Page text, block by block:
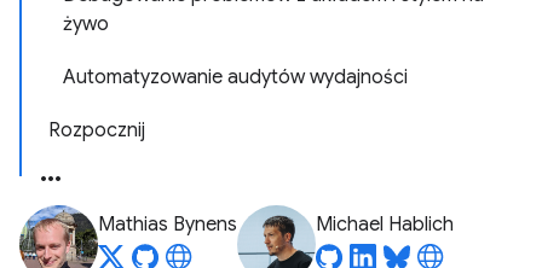
żywo
Automatyzowanie audytów wydajności
Rozpocznij
Mathias Bynens Michael Hablich